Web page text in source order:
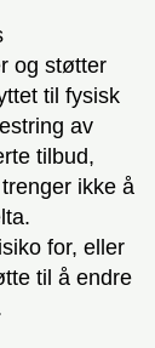
og støtter
til fysisk
av
tilbud,
ikke å
for, eller
til å endre